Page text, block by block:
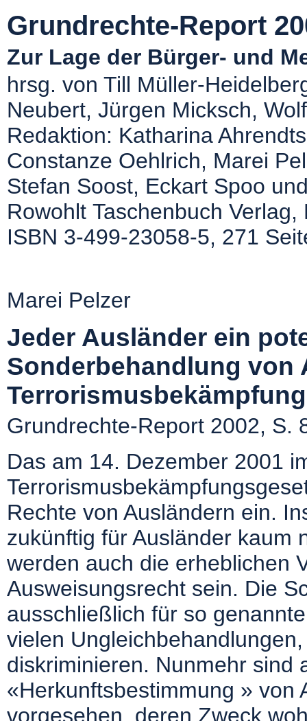
Grundrechte-Report
Zur Lage der Bürger- und
hrsg. von Till Müller-
Neubert, Jürgen Micksch,
Redaktion: Katharina
Constanze Oehlrich, Marei
Stefan Soost, Eckart Spoo
Rowohlt Taschenbuch
ISBN 3-499-23058-5, 271
Marei Pelzer
Jeder Ausländer ein
Sonderbehandlung von
Grundrechte-Report 2002, S.
Das am 14. Dezember 2001
Rechte von Ausländern ein.
zukünftig für Ausländer kaum
werden auch die erheblichen
Ausweisungsrecht sein. Die
ausschließlich für so
vielen
diskriminieren. Nunmehr sind
«Herkunftsbestimmung » von
vorgesehen, deren Zweck